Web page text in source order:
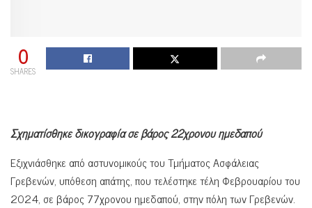
0
SHARES
Σχηματίσθηκε δικογραφία σε βάρος 22χρονου ημεδαπού
Εξιχνιάσθηκε από αστυνομικούς του Τμήματος Ασφάλειας
Γρεβενών, υπόθεση απάτης, που τελέστηκε τέλη Φεβρουαρίου του
2024, σε βάρος 77χρονου ημεδαπού, στην πόλη των Γρεβενών.